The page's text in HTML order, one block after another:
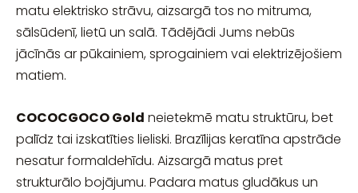
matu elektrisko strāvu, aizsargā tos no mitruma,
sālsūdenī, lietū un salā. Tādējādi Jums nebūs
jācīnās ar pūkainiem, sprogainiem vai elektrizējošiem
matiem.
COCOCGOCO Gold neietekmē matu struktūru, bet
palīdz tai izskatīties lieliski. Brazīlijas keratīna apstrāde
nesatur formaldehīdu. Aizsargā matus pret
strukturālo bojājumu. Padara matus gludākus un